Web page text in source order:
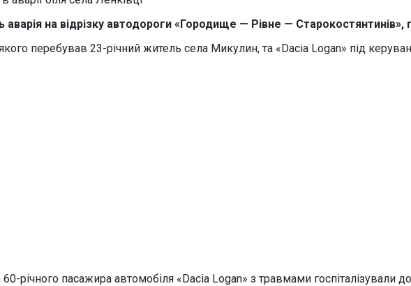
аварія на відрізку автодороги «Городище — Рівне — Старокостянтинів»,
перебував 23-річний житель села Микулин, та «Dacia Logan» під
річного пасажира автомобіля «Dacia Logan» з травмами госпіталізували